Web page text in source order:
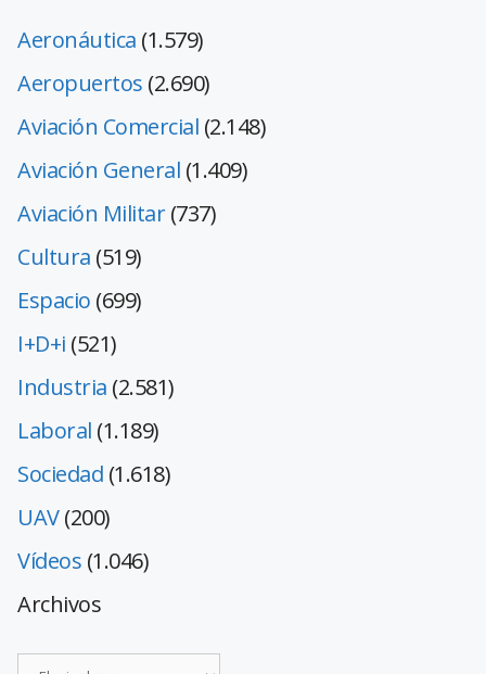
Aeronáutica (1.579)
Aeropuertos (2.690)
Aviación Comercial (2.148)
Aviación General (1.409)
Aviación Militar(737)
Cultura (519)
Espacio (699)
I+D+i (521)
Industria (2.581)
Laboral (1.189)
Sociedad (1.618)
UAV(200)
Vídeos (1.046)
Archivos